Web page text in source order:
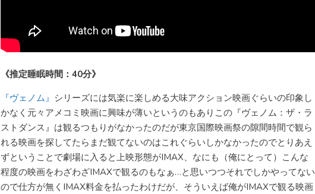
《推定睡眠時間：40分》
『ヴェノム』 シリーズには気楽に楽しめる大味アクション映画ぐらいの印象し
かなく元々アメコミ映画に興味が薄いというのもありこの『ヴェノム：ザ・ラ
ストダンス』は観るつもりがなかったのだが東京国際映画祭の隙間時間で観ら
れる映画を探してたらまだ観てないのはこれぐらいしかなかったのでとりあえ
ずということで劇場に入ると上映形態がIMAX、なにも（俺にとって）こんな
程度の映画をわざわざIMAXで観るのもなぁ…と思いつつそれでしかやってない
ので仕方が無くIMAX料金を払ったわけだが、そういえば俺がIMAXで観る映画